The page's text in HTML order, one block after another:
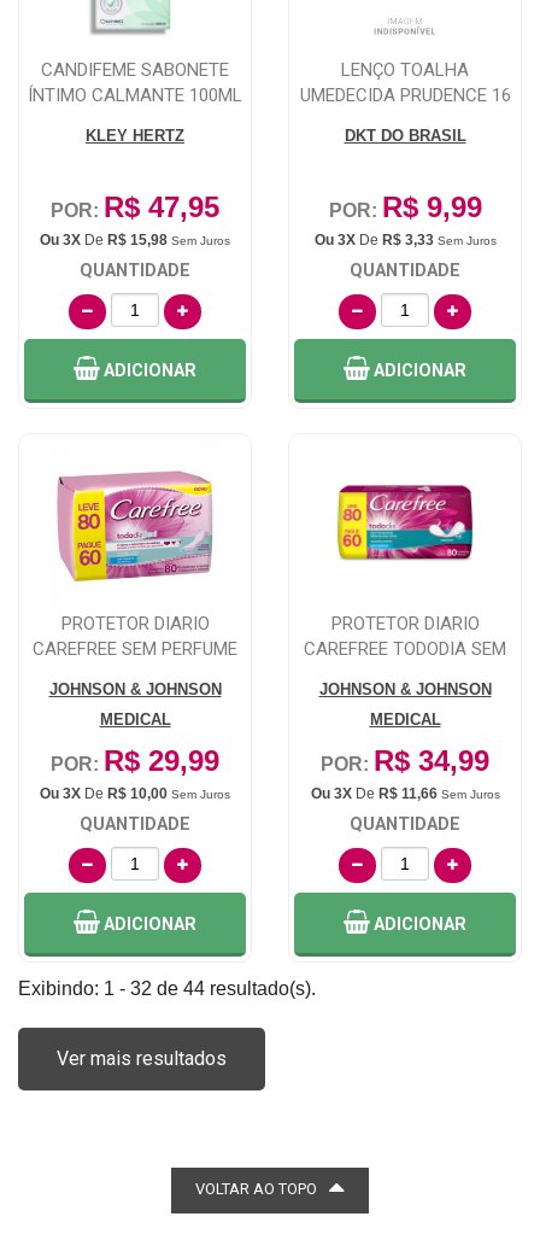
CANDIFEME SABONETE
ÍNTIMO CALMANTE 100ML
KLEY HERTZ
POR: R$ 47,95
Ou 3X De R$ 15,98 Sem Juros
QUANTIDADE
ADICIONAR
LENÇO TOALHA
UMEDECIDA PRUDENCE 16
DKT DO BRASIL
POR: R$ 9,99
Ou 3XDe R$ 3,33 Sem Juros
QUANTIDADE
ADICIONAR
PROTETOR DIARIO
CAREFREE SEM PERFUME
JOHNSON & JOHNSON
MEDICAL
POR: R$ 29,99
Ou 3X De R$ 10,00 Sem Juros
QUANTIDADE
ADICIONAR
PROTETOR DIARIO
CAREFREE TODODIA SEM
JOHNSON & JOHNSON
MEDICAL
POR: R$ 34,99
Ou 3XDe R$ 11,66 Sem Juros
QUANTIDADE
ADICIONAR
Exibindo: 1 - 32 de 44 resultado(s).
Ver mais resultados
VOLTAR AO TOPO